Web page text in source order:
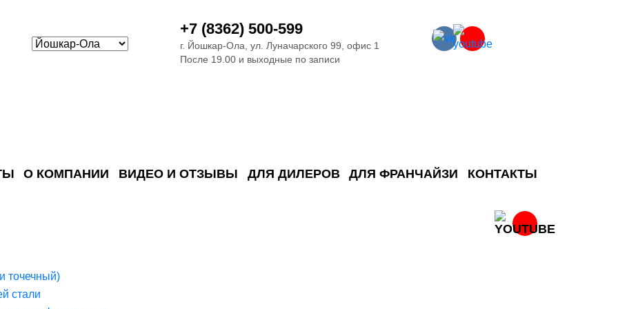
+7 (8362) 500-599
г. Йошкар-Ола, ул. Луначарского 99, офис 1
После 19.00 и выходные по записи
О КОМПАНИИ ВИДЕО И ОТЗЫВЫ ДЛЯ ДИЛЕРОВ ДЛЯ ФРАНЧАЙЗИ КОНТАКТЫ
точечный)
стали